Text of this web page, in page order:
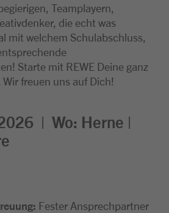
Teamplayern,
die echt was
mit welchem Schulabschluss,
Starte mit REWE Deine ganz
freuen uns auf Dich!
| Wo: Herne |
Fester Ansprechpartner